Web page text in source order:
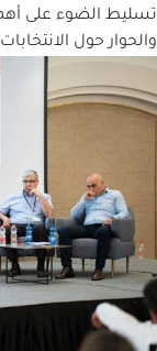
الضوء على أهم
حول الانتخابات